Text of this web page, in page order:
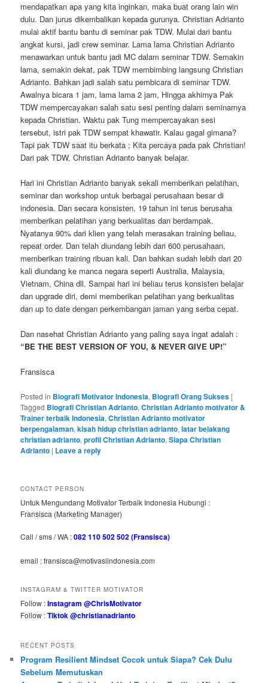
mendapatkan apa yang kita inginkan, maka buat orang lain win
dulu. Dan jurus dikembalikan kepada gurunya. Christian Adrianto
mulai aktif bantu bantu di seminar pak TDW. Mulai dari bantu
angkat kursi, jadi crew seminar. Lama lama Christian Adrianto
menawarkan untuk bantu jadi MC dalam seminar TDW. Semakin
lama, semakin dekat, pak TDW membimbing langsung Christian
Adrianto. Bahkan jadi salah satu pembicara di seminar TDW.
Awalnya bicara 1 jam, lama lama 2 jam, Hingga akhirnya Pak
TDW mempercayakan salah satu sesi penting dalam seminarnya
kepada Christian. Waktu pak Tung mempercayakan sesi
tersebut, istri pak TDW sempat khawatir. Kalau gagal gimana?
Tapi pak TDW saat itu berkata ; Kita percaya pada pak Christian!
Dari pak TDW, Christian Adrianto banyak belajar.
Hari ini Christian Adrianto banyak sekali memberikan pelatihan,
seminar dan workshop untuk berbagai perusahaan besar di
indonesia. Dan secara konsisten, 19 tahun ini terus berusaha
memberikan pelatihan yang berkualitas dan berdampak.
Nyatanya 90% dari klien yang telah merasakan training beliau,
repeat order. Dan telah diundang lebih dari 600 perusahaan,
memberikan training ribuan kali. Dan bahkan sudah lebih dari 20
kali diundang ke manca negara seperti Australia, Malaysia,
Vietnam, China dll. Sampai hari ini beliau terus konsisten belajar
dan upgrade diri, demi memberikan pelatihan yang berkualitas
dan up to date dengan perkembangan jaman yang serba cepat.
Dan nasehat Christian Adrianto yang paling saya ingat adalah :
“BE THE BEST VERSION OF YOU, & NEVER GIVE UP!”
Fransisca
Posted in Biografi Motivator Indonesia, Biografi Orang Sukses |
Tagged Biografi Christian Adrianto,Christian Adrianto motivator &
Trainer terbaik Indonesia,Christian Adrianto motivator
berpengalaman,kisah hidup christian adrianto,latar belakang
christian adrianto,profil Christian Adrianto,Siapa Christian
Adrianto | Leave a reply
CONTACT PERSON
Untuk Mengundang Motivator Terbaik Indonesia Hubungi :
Fransisca (Marketing Manager)
Call / sms / WA :082 110 502 502 (Fransisca)
email : fransisca@motivasiindonesia.com
INSTAGRAM & TWITTER MOTIVATOR
Follow :Instagram @ChrisMotivator
Follow :Tiktok @christianadrianto
RECENT POSTS
Program Resilient Mindset Cocok untuk Siapa? Cek Dulu
Sebelum Memutuskan